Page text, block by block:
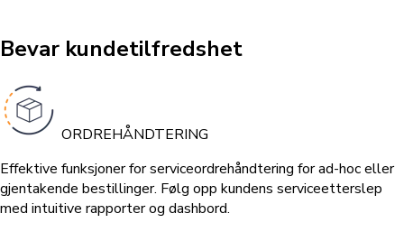
Bevar kundetilfredshet
ORDREHÅNDTERING
Effektive funksjoner for serviceordrehåndtering for ad-hoc eller
gjentakende bestillinger. Følg opp kundens serviceetterslep
med intuitive rapporter og dashbord.